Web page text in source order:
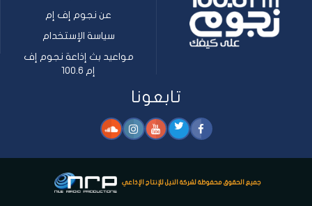
عن نجوم إف إم
سياسة الإستخدام
مواعيد بث إذاعة نجوم إف
إم 100.6
تابعونا
جميع الحقوق محفوظة لشركة النيل للإنتاج الإذاعي